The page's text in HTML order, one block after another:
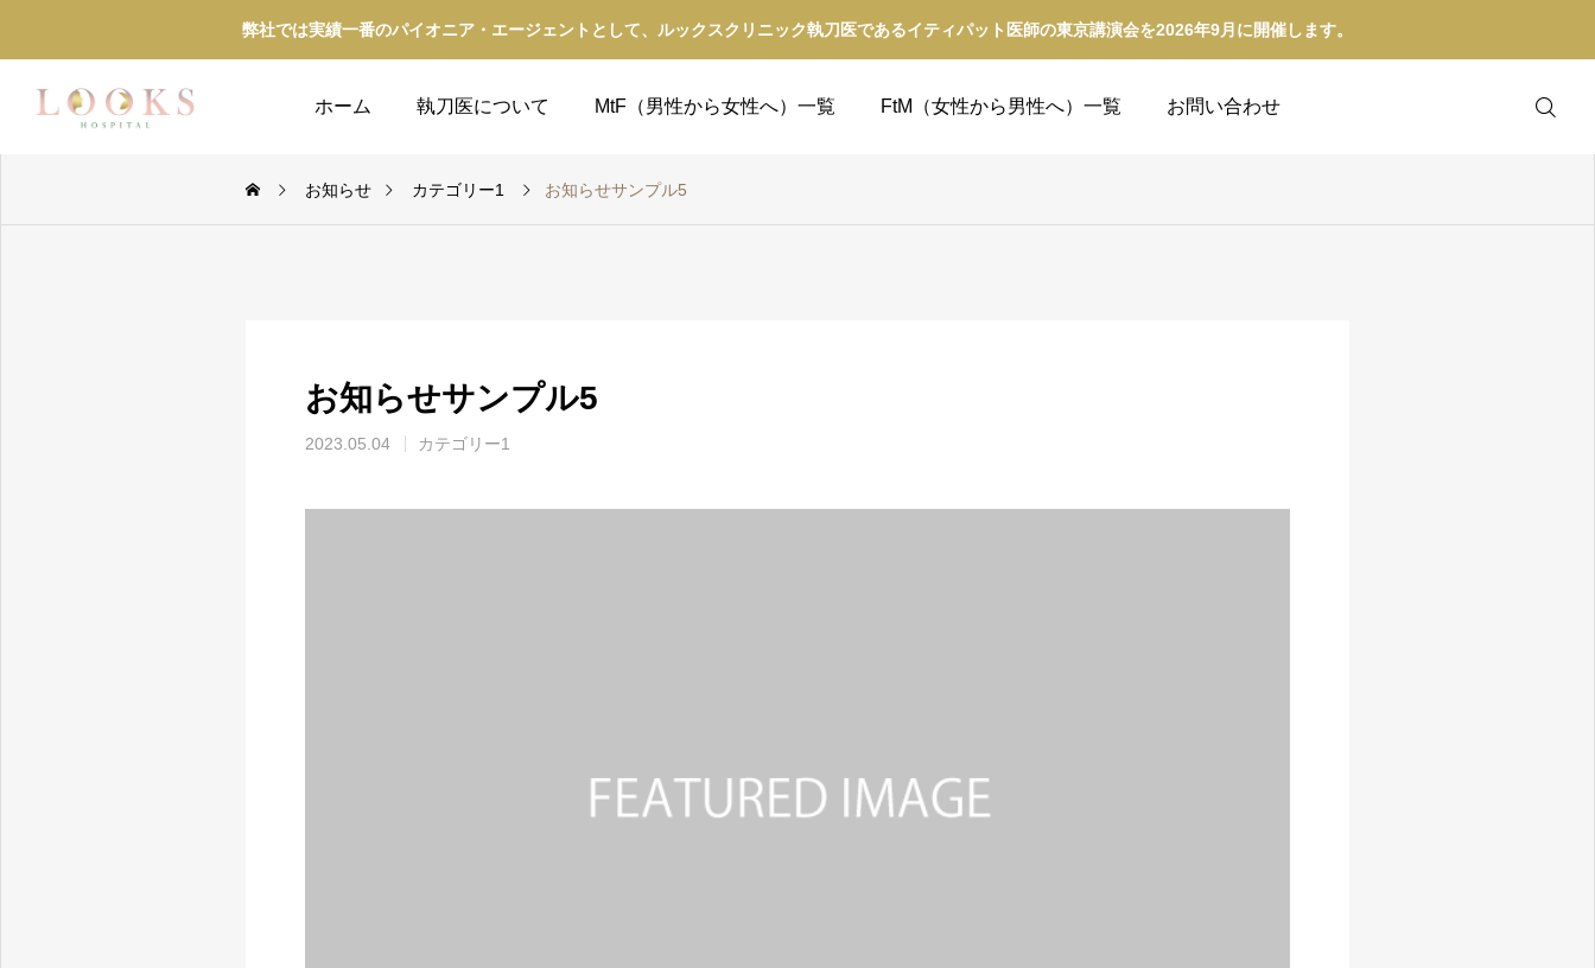
弊社では実績一番のパイオニア・エージェントとして、ルックスクリニック執刀医であるイティパット医師の東京講演会を2026年9月に開催します。
ホーム 執刀医について MtF（男性から女性へ）一覧 FtM（女性から男性へ）一覧 お問い合わせ
お知らせ カテゴリー1 お知らせサンプル5
お知らせサンプル5
2023.05.04 カテゴリー1